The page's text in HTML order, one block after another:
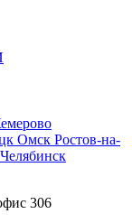
Омск Ростов-на-
Челябинск
306